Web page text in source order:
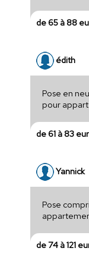
de 65 à 88
édith
Pose en
pour appart
de 61 à 83
Yannick
Pose
de 74 à 121